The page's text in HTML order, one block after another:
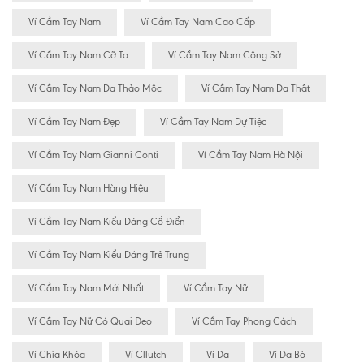
Ví Cầm Tay Nam Ví Cầm Tay Nam Cao Cấp
Ví Cầm Tay Nam Cỡ To Ví Cầm Tay Nam Công Sở
Ví Cầm Tay Nam Da Thảo Mộc Ví Cầm Tay Nam Da Thật
Ví Cầm Tay Nam Đẹp Ví Cầm Tay Nam Dự Tiệc
Ví Cầm Tay Nam Gianni Conti Ví Cầm Tay Nam Hà Nội
Ví Cầm Tay Nam Hàng Hiệu
Ví Cầm Tay Nam Kiểu Dáng Cổ Điển
Ví Cầm Tay Nam Kiểu Dáng Trẻ Trung
Ví Cầm Tay Nam Mới Nhất Ví Cầm Tay Nữ
Ví Cầm Tay Nữ Có Quai Đeo Ví Cầm Tay Phong Cách
Ví Chìa Khóa Ví Cllutch Ví Da Ví Da Bò